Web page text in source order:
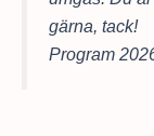
gärna, tack!
Program